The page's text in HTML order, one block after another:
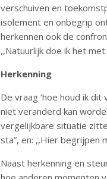
verschuiven en
isolement en onbegrip
herkennen ook de
,,Natuurlijk doe ik het
Herkenning
De vraag ‘hoe houd ik
niet veranderd kan
vergelijkbare situatie
sta”, en: ,,Hier begrijpen
Naast herkenning en